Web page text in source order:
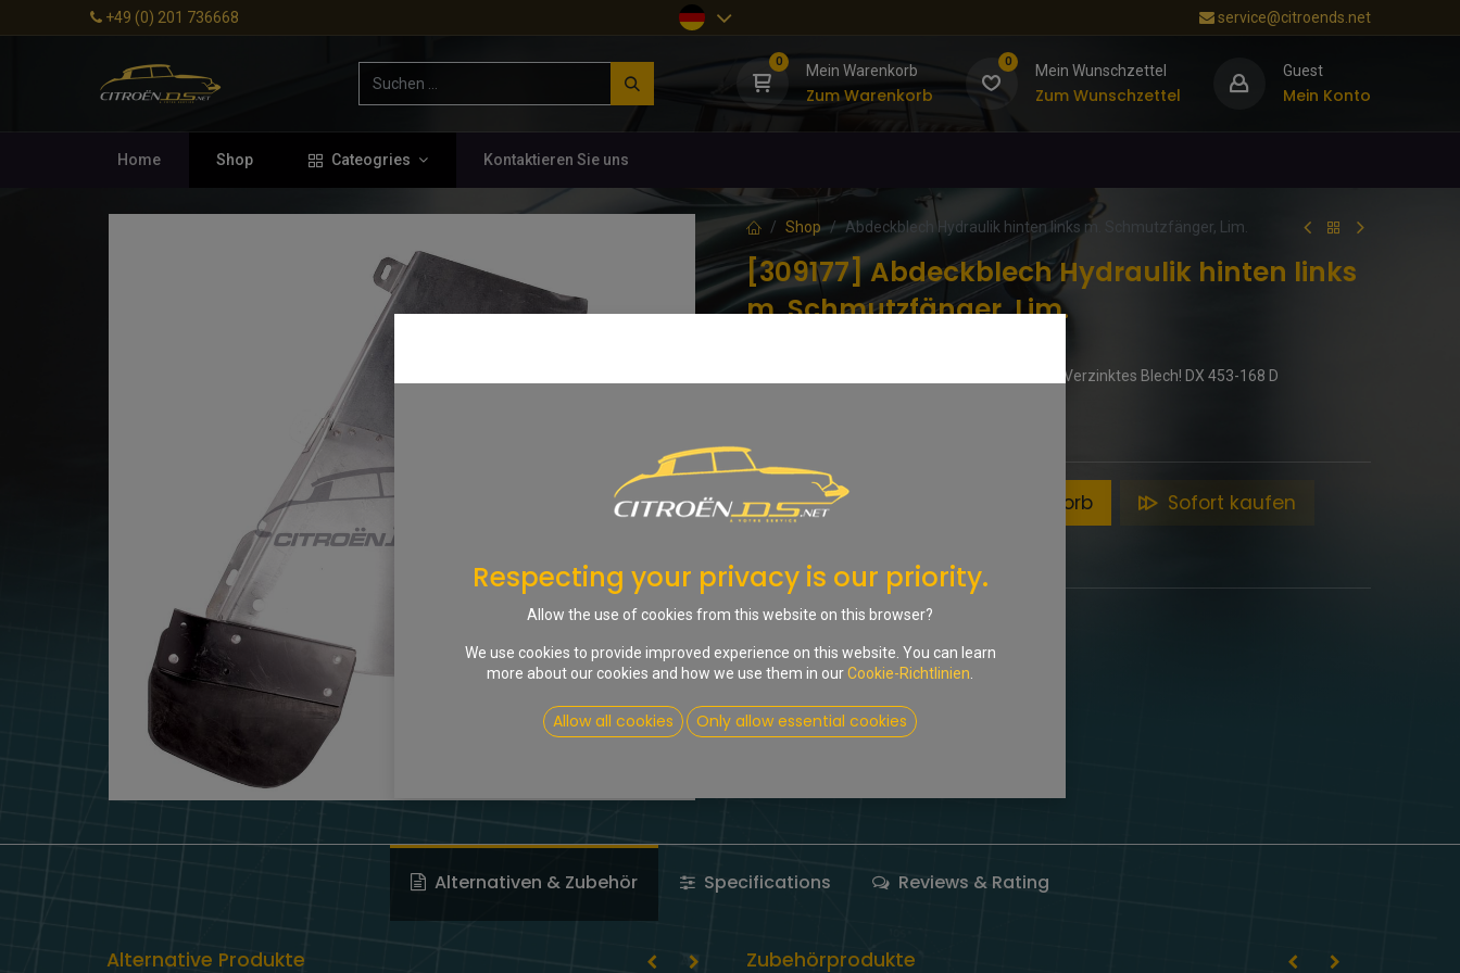
+49 (0) 201 736668 service@citroends.net
0
Mein Warenkorb
Zum Warenkorb
0
Mein Wunschzettel
Zum Wunschzettel
Guest
Mein Konto
Home Shop Cateogries Kontaktieren Sie uns
Shop Abdeckblech Hydraulik hinten links m. Schmutzfänger, Lim.
[309177] Abdeckblech Hydraulik hinten links
m. Schmutzfänger, Lim.
Originalgetreue Nachfertigung in Top Qualität! Verzinktes Blech! DX 453-168 D
In den Warenkorb Sofort kaufen
Share :
Terms and Conditions
Alternativen & Zubehör Specifications Reviews & Rating
Alternative Produkte Zubehörprodukte
Respecting your privacy is our priority.
Allow the use of cookies from this website on this browser?
We use cookies to provide improved experience on this website. You can learn
more about our cookies and how we use them in ourCookie-Richtlinien
Allow all cookies Only allow essential cookies